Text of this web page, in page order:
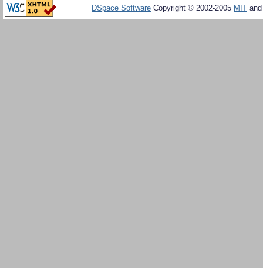
DSpace Software Copyright © 2002-2005 MIT